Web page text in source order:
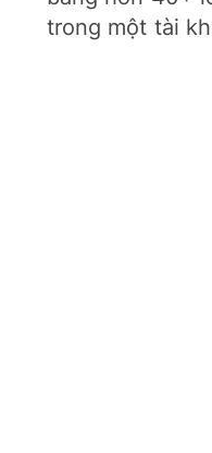
trong một tài